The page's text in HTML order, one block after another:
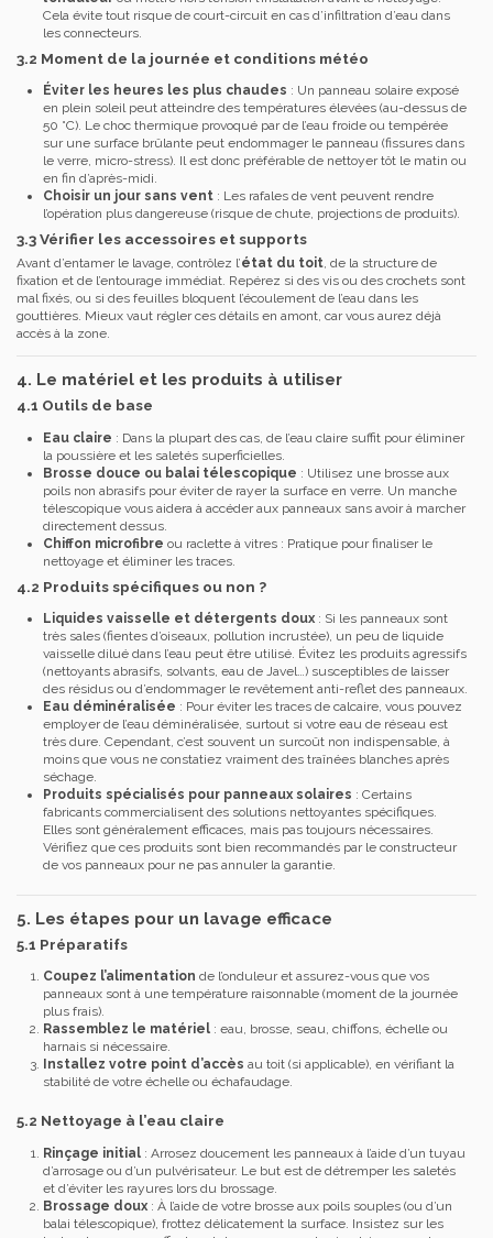
Cela évite tout risque de court-circuit en cas d’infiltration d’eau dans
les connecteurs.
3.2 Moment de la journée et conditions météo
Éviter les heures les plus chaudes : Un panneau solaire exposé
en plein soleil peut atteindre des températures élevées (au-dessus de
50 °C). Le choc thermique provoqué par de l’eau froide ou tempérée
sur une surface brûlante peut endommager le panneau (fissures dans
le verre, micro-stress). Il est donc préférable de nettoyer tôt le matin ou
en fin d’après-midi.
Choisir un jour sans vent : Les rafales de vent peuvent rendre
l’opération plus dangereuse (risque de chute, projections de produits).
3.3 Vérifier les accessoires et supports
Avant d’entamer le lavage, contrôlez l’état du toit, de la structure de
fixation et de l’entourage immédiat. Repérez si des vis ou des crochets sont
mal fixés, ou si des feuilles bloquent l’écoulement de l’eau dans les
gouttières. Mieux vaut régler ces détails en amont, car vous aurez déjà
accès à la zone.
4. Le matériel et les produits à utiliser
4.1 Outils de base
Eau claire : Dans la plupart des cas, de l’eau claire suffit pour éliminer
la poussière et les saletés superficielles.
Brosse douce ou balai télescopique : Utilisez une brosse aux
poils non abrasifs pour éviter de rayer la surface en verre. Un manche
télescopique vous aidera à accéder aux panneaux sans avoir à marcher
directement dessus.
Chiffon microfibre ou raclette à vitres : Pratique pour finaliser le
nettoyage et éliminer les traces.
4.2 Produits spécifiques ou non ?
Liquides vaisselle et détergents doux : Si les panneaux sont
très sales (fientes d’oiseaux, pollution incrustée), un peu de liquide
vaisselle dilué dans l’eau peut être utilisé. Évitez les produits agressifs
(nettoyants abrasifs, solvants, eau de Javel…) susceptibles de laisser
des résidus ou d’endommager le revêtement anti-reflet des panneaux.
Eau déminéralisée : Pour éviter les traces de calcaire, vous pouvez
employer de l’eau déminéralisée, surtout si votre eau de réseau est
très dure. Cependant, c’est souvent un surcoût non indispensable, à
moins que vous ne constatiez vraiment des traînées blanches après
séchage.
Produits spécialisés pour panneaux solaires : Certains
fabricants commercialisent des solutions nettoyantes spécifiques.
Elles sont généralement efficaces, mais pas toujours nécessaires.
Vérifiez que ces produits sont bien recommandés par le constructeur
de vos panneaux pour ne pas annuler la garantie.
5. Les étapes pour un lavage efficace
5.1 Préparatifs
Coupez l’alimentation de l’onduleur et assurez-vous que vos
panneaux sont à une température raisonnable (moment de la journée
plus frais).
Rassemblez le matériel : eau, brosse, seau, chiffons, échelle ou
harnais si nécessaire.
Installez votre point d’accès au toit (si applicable), en vérifiant la
stabilité de votre échelle ou échafaudage.
5.2 Nettoyage à l’eau claire
Rinçage initial : Arrosez doucement les panneaux à l’aide d’un tuyau
d’arrosage ou d’un pulvérisateur. Le but est de détremper les saletés
et d’éviter les rayures lors du brossage.
Brossage doux : À l’aide de votre brosse aux poils souples (ou d’un
balai télescopique), frottez délicatement la surface. Insistez sur les